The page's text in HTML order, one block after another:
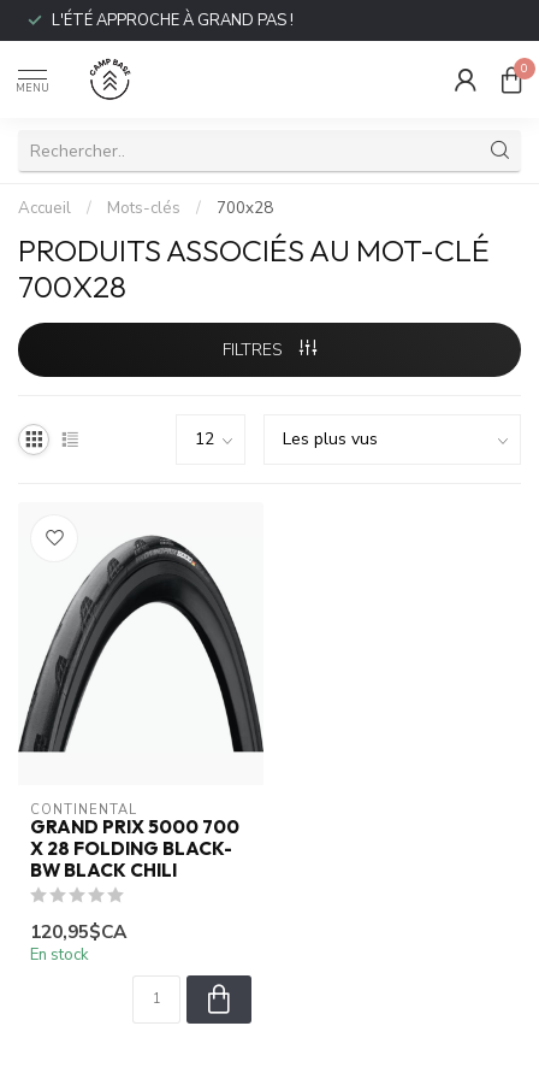
L'ÉTÉ APPROCHE À GRAND PAS !
MENU
0
Accueil / Mots-clés / 700x28
PRODUITS ASSOCIÉS AU MOT-CLÉ
700X28
FILTRES
CONTINENTAL
GRAND PRIX 5000 700
X 28 FOLDING BLACK-
BW BLACK CHILI
120,95$CA
En stock